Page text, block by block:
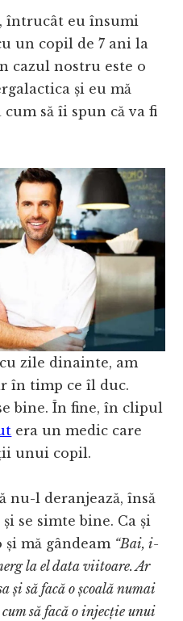
întrucât eu însumi
un copil de 7 ani la
cazul nostru este o
și eu mă
cum să îi spun că va fi
zile dinainte, am
în timp ce îl duc.
bine. În fine, în clipul
era un medic care
unui copil.
nu-l deranjează, însă
se simte bine. Ca și
mă gândeam “Bai, i-
la el data viitoare. Ar
și să facă o școală numai
să facă o injecție unui